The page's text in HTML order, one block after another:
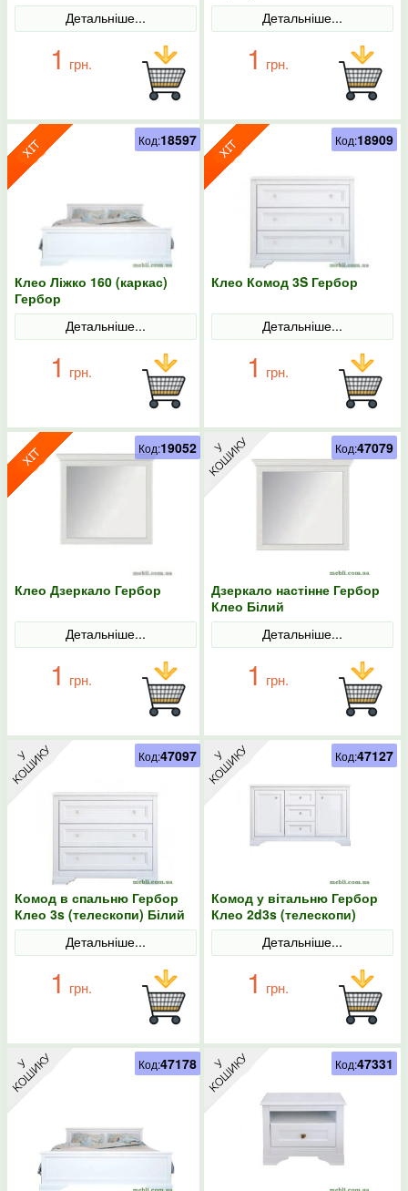
Детальніше...
1 грн.
Детальніше...
1 грн.
Клео Ліжко 160 (каркас)
Гербор
Детальніше...
1 грн.
Код:18597
Клео Комод 3S Гербор
Детальніше...
1 грн.
Код:18909
Клео Дзеркало Гербор
Детальніше...
1 грн.
Код:19052
Дзеркало настінне Гербор
Клео Білий
Детальніше...
1 грн.
Код:47079
Комод в спальню Гербор
Клео 3s (телескопи) Білий
Детальніше...
1 грн.
Код:47097
Комод у вітальню Гербор
Клео 2d3s (телескопи)
Білий
Детальніше...
1 грн.
Код:47127
Код:47178 Код:47331